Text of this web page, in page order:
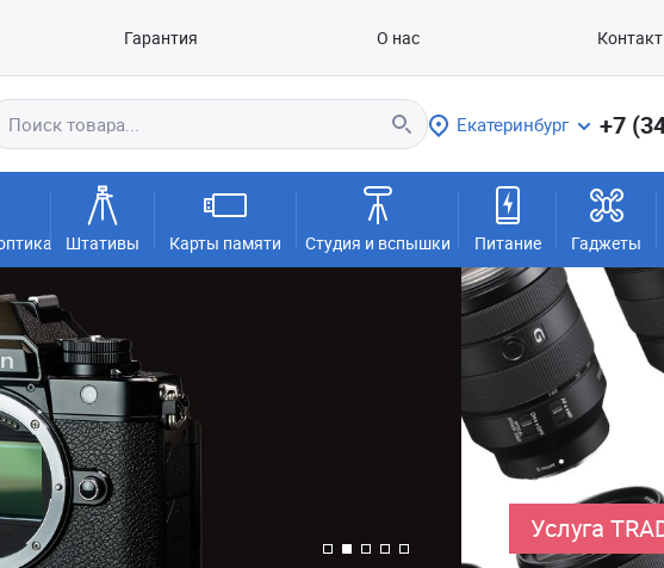
Гарантия О нас
Екатеринбург +7
Штативы Карты памяти Студия и вспышки Питание Гаджеты
Услуга